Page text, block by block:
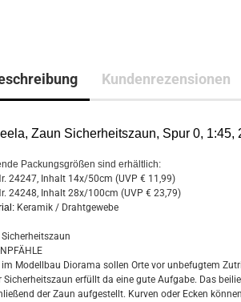
Kundenrezensionen
Zaun Sicherheitszaun, Spur 0, 1:45,
Packungsgrößen sind erhältlich:
24247, Inhalt 14x/50cm (UVP € 11,99)
24248, Inhalt 28x/100cm (UVP € 23,79)
Keramik / Drahtgewebe
Modellbau Diorama sollen Orte vor unbefugtem
Sicherheitszaun erfüllt da eine gute Aufgabe. Das
der Zaun aufgestellt. Kurven oder Ecken